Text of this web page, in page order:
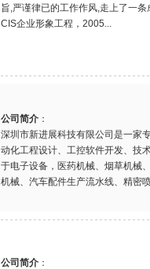
旨,严谨律已的工作作风,走上了一
CIS企业形象工程，2005...
公司简介 ：
深圳市新进展科技有限公司是一家
动化工程设计、工控软件开发、技
于电子设备，医药机械、烟草机械
机械、汽车配件生产流水线、精密
公司简介 ：